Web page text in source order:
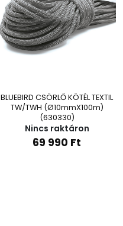
BLUEBIRD CSÖRLŐ KÖTÉL TEXTIL
TW/TWH (Ø10mmX100m)
(630330)
Nincs raktáron
69 990 Ft